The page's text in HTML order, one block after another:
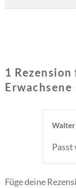
1
Walter
Passt
Füge deine